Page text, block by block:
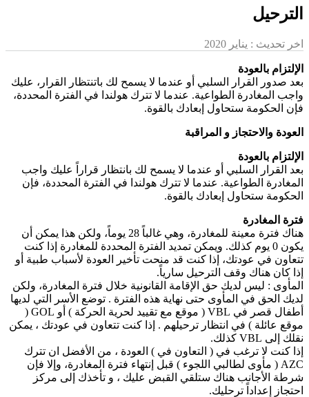
الترحيل
اخر تحديث : يناير 2020
الإلتزام بالعودة
بعد صدور القرار السلبي أو عندما لا يسمح لك باتنتظار القرار، عليك
واجب المغادرة الطواعية. عندما لا تترك هولندا في الفترة المحددة،
فإن الحكومة ستحاول إبعادك بالقوة.
العودة والاحتجاز و المراقبة
الإلتزام بالعودة
بعد القرار السلبي أو عندما لا يسمح لك بانتظار قراراً عليك واجب
المغادرة الطواعية. عندما لا تترك هولندا في الفترة المحددة، فإن
الحكومة ستحاول إبعادك بالقوة.
فترة المغادرة
هناك فترة معينة للمغادرة، وهي غالباً 28 يوماً، ولكن هذا يمكن أن
يكون 0 يوم كذلك. ويمكن تمديد الفترة المحددة للمغادرة إذا كنت
تتعاون في عودتك، إذا كنت قد منحت تأخير العودة لأسباب طبية أو
إذا كان هناك وقف الترحيل سارياً.
المأوى : ليس لديك حق الإقامة القانونية خلال فترة المغادرة، ولكن
لديك الحق في المأوى حتى نهاية هذه الفترة . توضع الأسر التي لديها
أطفال قصر في VBL ( موقع مع تقييد لحرية الحركة ) أو GOL (
موقع عائلة ) في انتظار ترحيلهم . إذا كنت تتعاون في عودتك ، يمكن
نقلك إلى VBL كذلك.
إذا كنت لا ترغب في ( التعاون في ) العودة ، من الأفضل ان تترك
AZC ( مأوى لطالبي اللجوء ) قبل إنتهاء فترة المغادرة، وإلا فإن
شرطة الأجانب هناك ستلقي القبض عليك ، و تأخذك إلى مركز
احتجاز إعداداً ترحليك.